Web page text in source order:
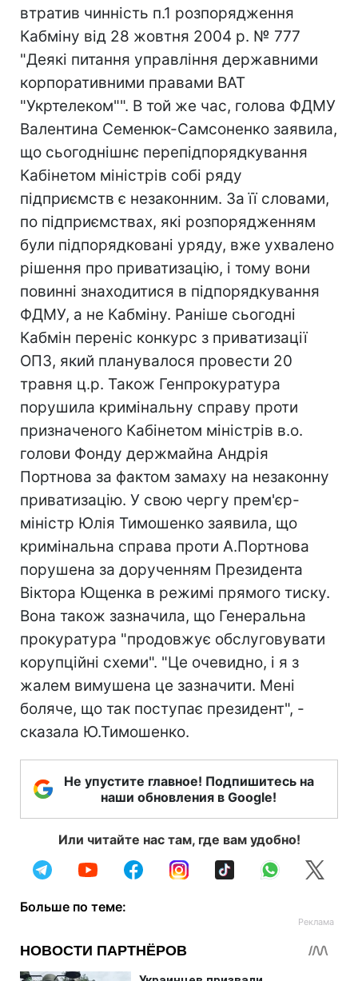
втратив чинність п.1 розпорядження
Кабміну від 28 жовтня 2004 р. № 777
"Деякі питання управління державними
корпоративними правами ВАТ
"Укртелеком"". В той же час, голова ФДМУ
Валентина Семенюк-Самсоненко заявила,
що сьогоднішнє перепідпорядкування
Кабінетом міністрів собі ряду
підприємств є незаконним. За її словами,
по підприємствах, які розпорядженням
були підпорядковані уряду, вже ухвалено
рішення про приватизацію, і тому вони
повинні знаходитися в підпорядкування
ФДМУ, а не Кабміну. Раніше сьогодні
Кабмін переніс конкурс з приватизації
ОПЗ, який планувалося провести 20
травня ц.р. Також Генпрокуратура
порушила кримінальну справу проти
призначеного Кабінетом міністрів в.о.
голови Фонду держмайна Андрія
Портнова за фактом замаху на незаконну
приватизацію. У свою чергу прем'єр-
міністр Юлія Тимошенко заявила, що
кримінальна справа проти А.Портнова
порушена за дорученням Президента
Віктора Ющенка в режимі прямого тиску.
Вона також зазначила, що Генеральна
прокуратура "продовжує обслуговувати
корупційні схеми". "Це очевидно, і я з
жалем вимушена це зазначити. Мені
боляче, що так поступає президент", -
сказала Ю.Тимошенко.
Не упустите главное! Подпишитесь на
наши обновления в Google!
Или читайте нас там, где вам удобно!
Больше по теме: